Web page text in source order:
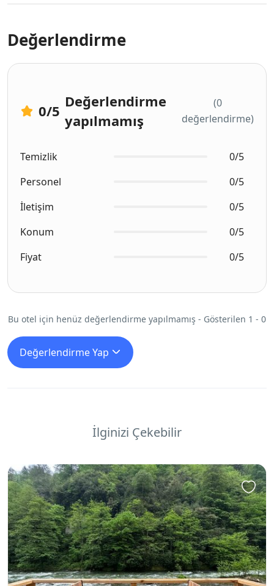
Değerlendirme
0/5
Değerlendirme
yapılmamış
(0
değerlendirme)
Temizlik
0/5
Personel
0/5
İletişim
0/5
Konum
0/5
Fiyat
0/5
Bu otel için henüz değerlendirme yapılmamış - Gösterilen 1 - 0
Değerlendirme Yap
İlginizi Çekebilir